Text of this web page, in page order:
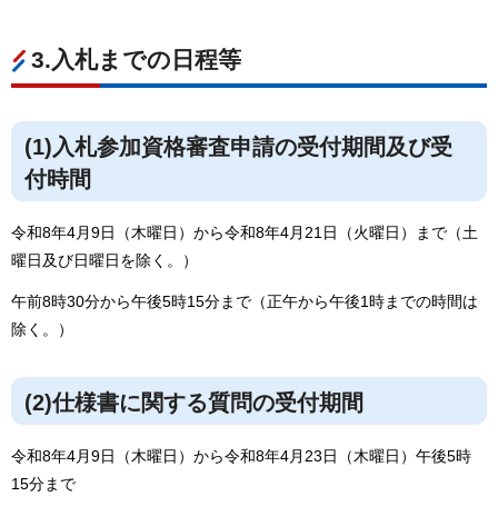
3.入札までの日程等
(1)入札参加資格審査申請の受付期間及び受
付時間
令和8年4月9日（木曜日）から令和8年4月21日（火曜日）まで（土
曜日及び日曜日を除く。）
午前8時30分から午後5時15分まで（正午から午後1時までの時間は
除く。）
(2)仕様書に関する質問の受付期間
令和8年4月9日（木曜日）から令和8年4月23日（木曜日）午後5時
15分まで